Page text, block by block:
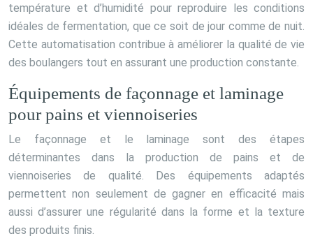
température et d’humidité pour reproduire les conditions
idéales de fermentation, que ce soit de jour comme de nuit.
Cette automatisation contribue à améliorer la qualité de vie
des boulangers tout en assurant une production constante.
Équipements de façonnage et laminage
pour pains et viennoiseries
Le façonnage et le laminage sont des étapes
déterminantes dans la production de pains et de
viennoiseries de qualité. Des équipements adaptés
permettent non seulement de gagner en efficacité mais
aussi d’assurer une régularité dans la forme et la texture
des produits finis.